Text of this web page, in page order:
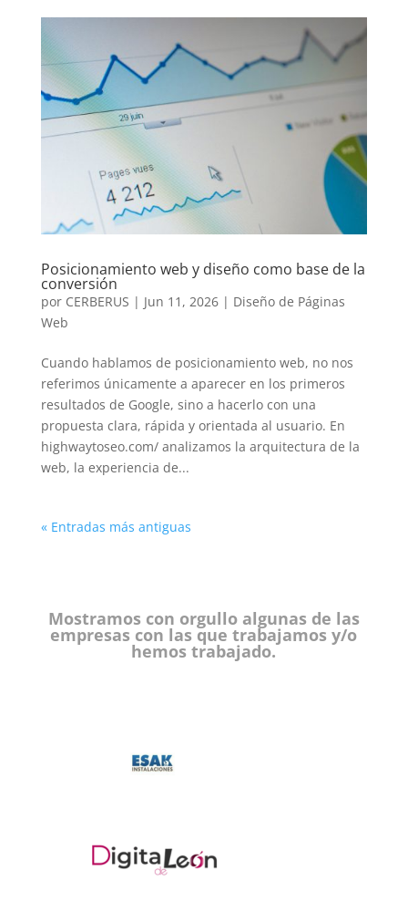
Posicionamiento web y diseño como base de la
conversión
por CERBERUS | Jun 11, 2026| Diseño de Páginas
Web
Cuando hablamos de posicionamiento web, no nos
referimos únicamente a aparecer en los primeros
resultados de Google, sino a hacerlo con una
propuesta clara, rápida y orientada al usuario. En
highwaytoseo.com/ analizamos la arquitectura de la
web, la experiencia de...
« Entradas más antiguas
Mostramos con orgullo algunas de las
empresas con las que trabajamos y/o
hemos trabajado.